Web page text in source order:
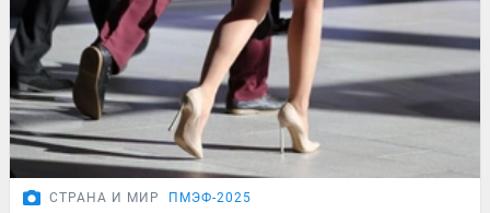
СТРАНА И МИР ПМЭФ-2025